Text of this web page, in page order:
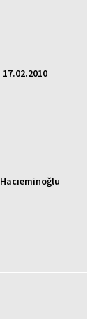
17.02.2010